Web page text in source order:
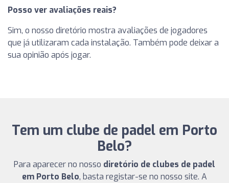
Posso ver avaliações reais?
Sim, o nosso diretório mostra avaliações de jogadores
que já utilizaram cada instalação. Também pode deixar a
sua opinião após jogar.
Tem um clube de padel em Porto
Belo?
Para aparecer no nosso diretório de clubes de padel
em Porto Belo, basta registar-se no nosso site. A